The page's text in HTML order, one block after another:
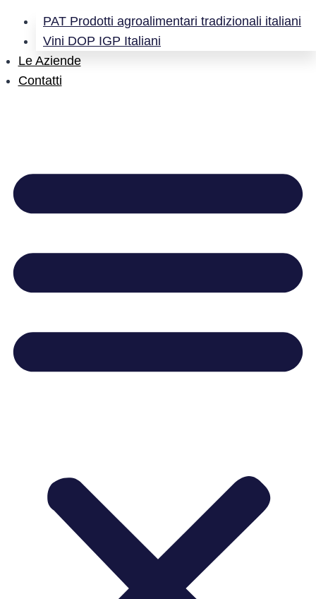
PAT Prodotti agroalimentari tradizionali italiani
Vini DOP IGP Italiani
Le Aziende
Contatti